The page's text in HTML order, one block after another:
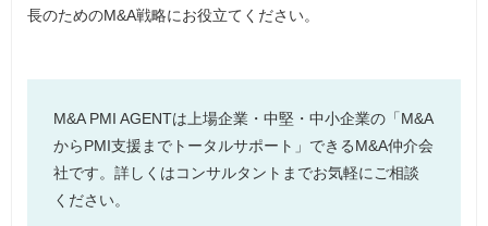
長のためのM&A戦略にお役立てください。
M&A PMI AGENTは上場企業・中堅・中小企業の「M&A
からPMI支援までトータルサポート」できるM&A仲介会
社です。詳しくはコンサルタントまでお気軽にご相談
ください。